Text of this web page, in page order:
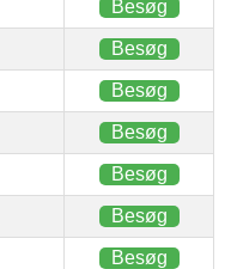
Besøg
Besøg
Besøg
Besøg
Besøg
Besøg
Besøg